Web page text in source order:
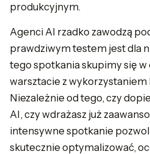
produkcyjnym.
Agenci AI rzadko zawodzą
prawdziwym testem jest dla
tego spotkania skupimy się w
warsztacie z
Niezależnie od tego, czy
AI, czy wdrażasz już
intensywne spotkanie
skutecznie optymalizować,